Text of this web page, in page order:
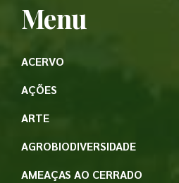
Menu
ACERVO
AÇÕES
ARTE
AGROBIODIVERSIDADE
AMEAÇAS AO CERRADO